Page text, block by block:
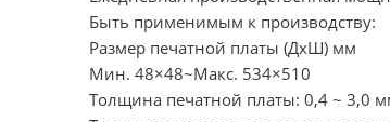
Быть применимым к производству:
Размер печатной платы (ДхШ) мм
Мин. 48×48~Макс. 534×510
Толщина печатной платы: 0,4 ~ 3,0